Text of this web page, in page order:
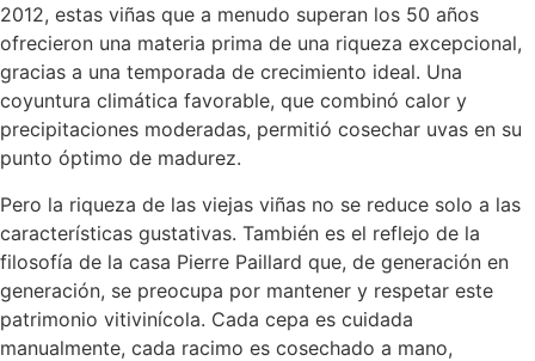
2012, estas viñas que a menudo superan los 50 años
ofrecieron una materia prima de una riqueza excepcional,
gracias a una temporada de crecimiento ideal. Una
coyuntura climática favorable, que combinó calor y
precipitaciones moderadas, permitió cosechar uvas en su
punto óptimo de madurez.
Pero la riqueza de las viejas viñas no se reduce solo a las
características gustativas. También es el reflejo de la
filosofía de la casa Pierre Paillard que, de generación en
generación, se preocupa por mantener y respetar este
patrimonio vitivinícola. Cada cepa es cuidada
manualmente, cada racimo es cosechado a mano,